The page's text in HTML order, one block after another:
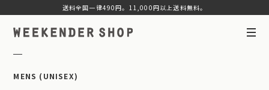
MENS (UNISEX)
送料全国一律490円。11,000円以上送料無料。